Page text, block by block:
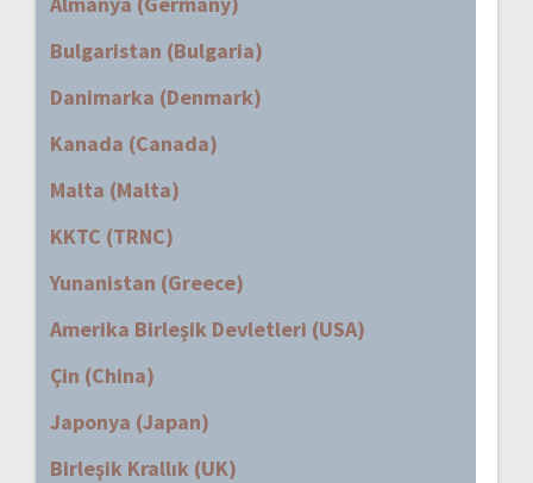
Bulgaristan (Bulgaria)
Danimarka (Denmark)
Kanada (Canada)
Malta (Malta)
KKTC (TRNC)
Yunanistan (Greece)
Amerika Birleşik Devletleri (USA)
Çin (China)
Japonya (Japan)
Birleşik Krallık (UK)